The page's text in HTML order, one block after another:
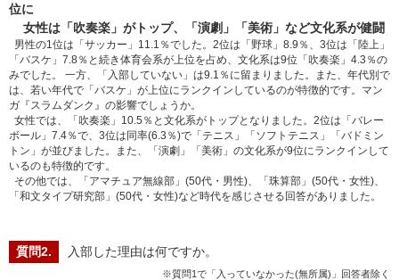
位に
女性は「吹奏楽」がトップ、「演劇」「美術」など文化系が健闘
男性の1位は「サッカー」11.1％でした。2位は「野球」8.9％、3位は「陸上」
「バスケ」7.8％と続き体育会系が上位を占め、文化系は9位「吹奏楽」4.3％の
みでした。 一方、「入部していない」は9.1％に留まりました。また、年代別で
は、若い年代で「バスケ」が上位にランクインしているのが特徴的です。マン
ガ『スラムダンク』の影響でしょうか。
女性では、「吹奏楽」10.5％と文化系がトップとなりました。2位は「バレー
ボール」7.4％で、3位は同率(6.3％)で「テニス」「ソフトテニス」「バドミン
トン」が並びました。また、「演劇」「美術」の文化系が9位にランクインして
いるのも特徴的です。
その他では、「アマチュア無線部」(50代・男性)、「珠算部」(50代・女性)、
「和文タイプ研究部」(50代・女性)など時代を感じさせる回答がありました。
入部した理由は何ですか。
※質問1で「入っていなかった(無所属)」回答者除く